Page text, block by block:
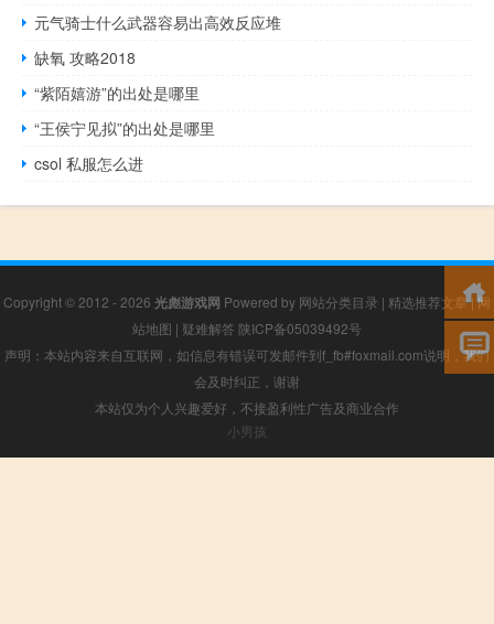
元气骑士什么武器容易出高效反应堆
缺氧 攻略2018
“紫陌嬉游”的出处是哪里
“王侯宁见拟”的出处是哪里
csol 私服怎么进
Copyright © 2012 - 2026 光彪游戏网 Powered by 网站分类目录 | 精选推荐文章|网
站地图 | 疑难解答 陕ICP备05039492号
声明：本站内容来自互联网，如信息有错误可发邮件到f_fb#foxmail.com说明，我们
会及时纠正，谢谢
本站仅为个人兴趣爱好，不接盈利性广告及商业合作
小男孩